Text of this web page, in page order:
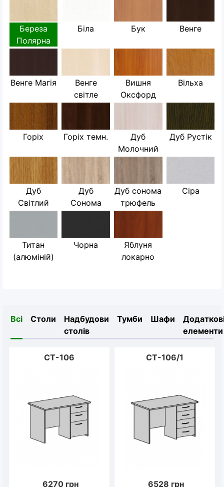
Береза
Полярна
Біла Бук Венге
Венге Магія
Венге
світле
Вишня
Оксфорд
Вільха
Горіх Горіх темн.
Дуб
Молочний
Дуб Рустік
Дуб
Світлий
Дуб
Сонома
Дуб сонома
трюфель
Сіра
Титан
(алюміній)
Чорна
Яблуня
локарно
Всі Столи
Надбудови
столів
Тумби Шафи
елементи
СТ-106
6270 грн
СТ-106/1
6528 грн